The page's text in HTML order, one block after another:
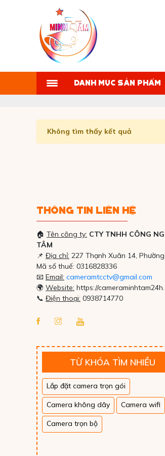
DANH MỤC SẢN PHẨM
CAMERA EZVIZ
ĐẦU GHI HÌNH
Không tìm thấy kết quả
THÔNG TIN LIÊN HỆ
🏠 Tên công ty: CTY TNHH CÔNG
TÂM
📌 Địa chỉ: 227 Thạnh Xuân 14,
Mã số thuế: 0316828336
📧 Email: cameramtcctv@gmail.com
🌍 Website: https://
📞 Điện thoại: 0938714770
TỪ KHÓA TÌM NHIỀU
Lắp đặt camera trọn gói
Camera không dây Camera wifi
Camera trọn bộ